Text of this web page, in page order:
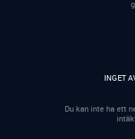
INGET
Du kan inte ha ett